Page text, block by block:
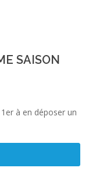
SAISON
à en déposer un